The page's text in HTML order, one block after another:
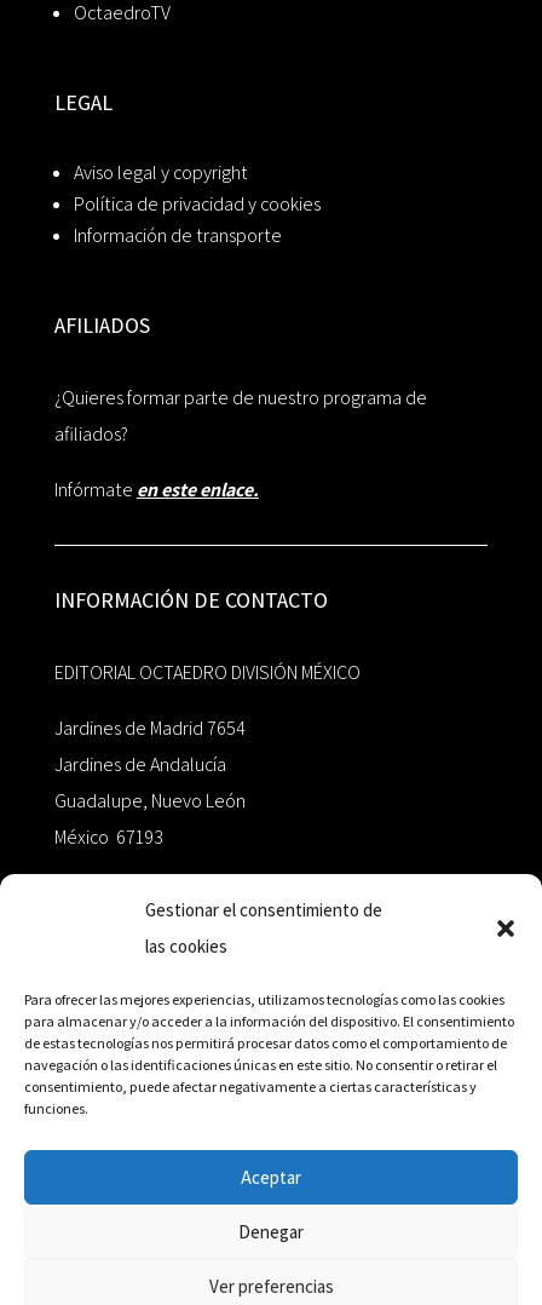
Gestionar el consentimiento de
las cookies
Para ofrecer las mejores experiencias, utilizamos tecnologías como las cookies
para almacenar y/o acceder a la información del dispositivo. El consentimiento
de estas tecnologías nos permitirá procesar datos como el comportamiento de
navegación o las identificaciones únicas en este sitio. No consentir o retirar el
consentimiento, puede afectar negativamente a ciertas características y
funciones.
Aceptar
Denegar
Ver preferencias
OctaedroTV
LEGAL
Aviso legal y copyright
Política de privacidad y cookies
Información de transporte
AFILIADOS
¿Quieres formar parte de nuestro programa de
afiliados?
Infórmate en este enlace.
INFORMACIÓN DE CONTACTO
EDITORIAL OCTAEDRO DIVISIÓN MÉXICO
Jardines de Madrid 7654
Jardines de Andalucía
Guadalupe, Nuevo León
México 67193
+52 811.499.5638
RED DE DISTRIBUCIÓN